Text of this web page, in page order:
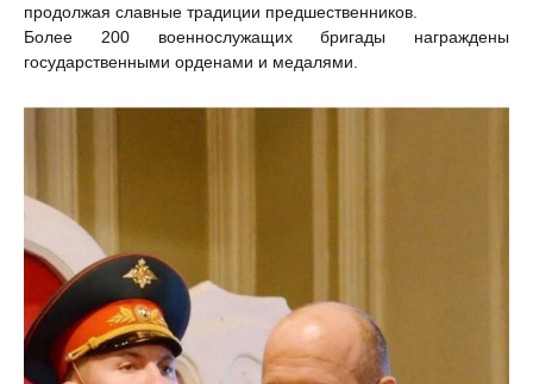
продолжая славные традиции предшественников.
Более 200 военнослужащих бригады награждены
государственными орденами и медалями.